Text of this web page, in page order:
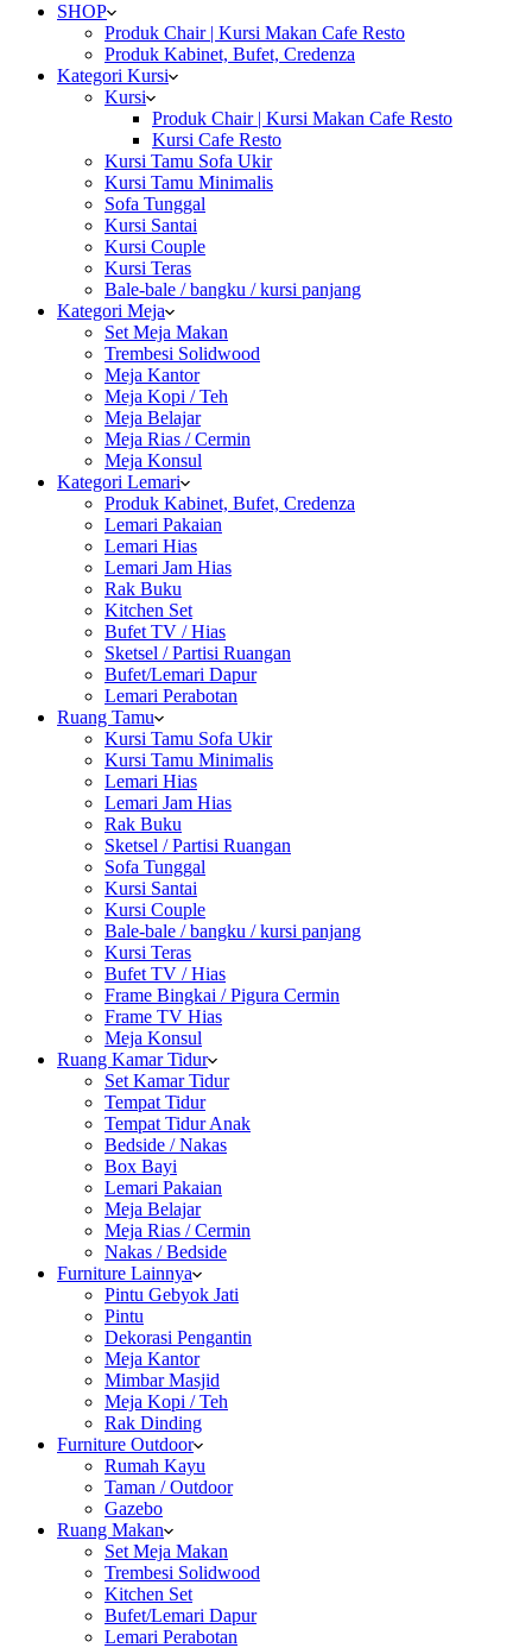
SHOP
Produk Chair | Kursi Makan Cafe Resto
Produk Kabinet, Bufet, Credenza
Kategori Kursi
Kursi
Produk Chair | Kursi Makan Cafe Resto
Kursi Cafe Resto
Kursi Tamu Sofa Ukir
Kursi Tamu Minimalis
Sofa Tunggal
Kursi Santai
Kursi Couple
Kursi Teras
Bale-bale / bangku / kursi panjang
Kategori Meja
Set Meja Makan
Trembesi Solidwood
Meja Kantor
Meja Kopi / Teh
Meja Belajar
Meja Rias / Cermin
Meja Konsul
Kategori Lemari
Produk Kabinet, Bufet, Credenza
Lemari Pakaian
Lemari Hias
Lemari Jam Hias
Rak Buku
Kitchen Set
Bufet TV / Hias
Sketsel / Partisi Ruangan
Bufet/Lemari Dapur
Lemari Perabotan
Ruang Tamu
Kursi Tamu Sofa Ukir
Kursi Tamu Minimalis
Lemari Hias
Lemari Jam Hias
Rak Buku
Sketsel / Partisi Ruangan
Sofa Tunggal
Kursi Santai
Kursi Couple
Bale-bale / bangku / kursi panjang
Kursi Teras
Bufet TV / Hias
Frame Bingkai / Pigura Cermin
Frame TV Hias
Meja Konsul
Ruang Kamar Tidur
Set Kamar Tidur
Tempat Tidur
Tempat Tidur Anak
Bedside / Nakas
Box Bayi
Lemari Pakaian
Meja Belajar
Meja Rias / Cermin
Nakas / Bedside
Furniture Lainnya
Pintu Gebyok Jati
Pintu
Dekorasi Pengantin
Meja Kantor
Mimbar Masjid
Meja Kopi / Teh
Rak Dinding
Furniture Outdoor
Rumah Kayu
Taman / Outdoor
Gazebo
Ruang Makan
Set Meja Makan
Trembesi Solidwood
Kitchen Set
Bufet/Lemari Dapur
Lemari Perabotan